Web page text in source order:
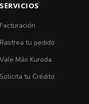
SERVICIOS
Facturación
Rastrea tu pedido
Vale Más Kuroda
Solicita tu Crédito